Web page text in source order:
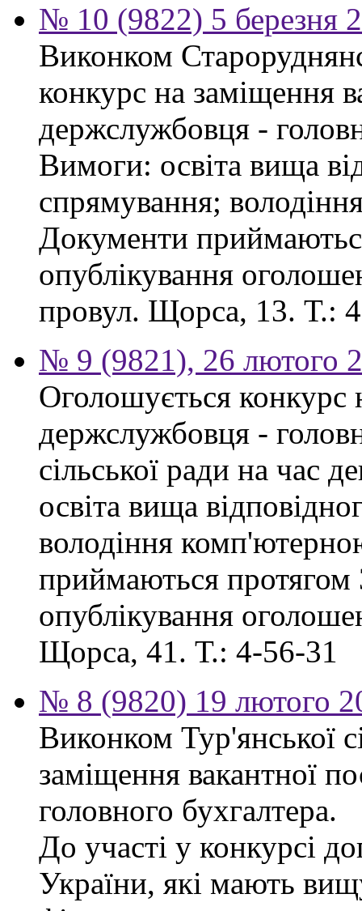
№ 10 (9822) 5 березня
Виконком
конкурс на заміщення
держслужбовця -
Вимоги: освіта вища
спрямування;
Документи
опублікування
провул. Щорса, 13. Т.:
№ 9 (9821), 26 лютого
Оголошується конкурс
держслужбовця -
сільської ради на час
освіта вища
володіння
приймаються протягом
опублікування
Щорса, 41. Т.: 4-56-31
№ 8 (9820) 19 лютого
Виконком Тур'янської
заміщення вакантної
головного бухгалтера.
До участі у конкурсі
України, які мають